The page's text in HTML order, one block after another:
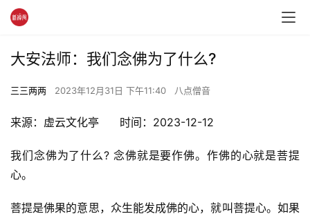
大安法师：我们念佛为了什么?
三三两两 2023年12月31日 下午11:40 八点僧音
来源：虚云文化亭      时间：2023-12-12
我们念佛为了什么? 念佛就是要作佛。作佛的心就是菩提
心。
菩提是佛果的意思，众生能发成佛的心，就叫菩提心。如果